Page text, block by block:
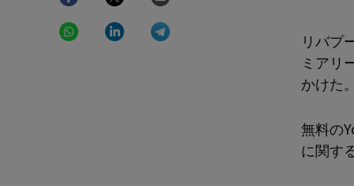
WhatsAppLinkedIn
リバプ
ミアリ
かけた
無料の
に関す